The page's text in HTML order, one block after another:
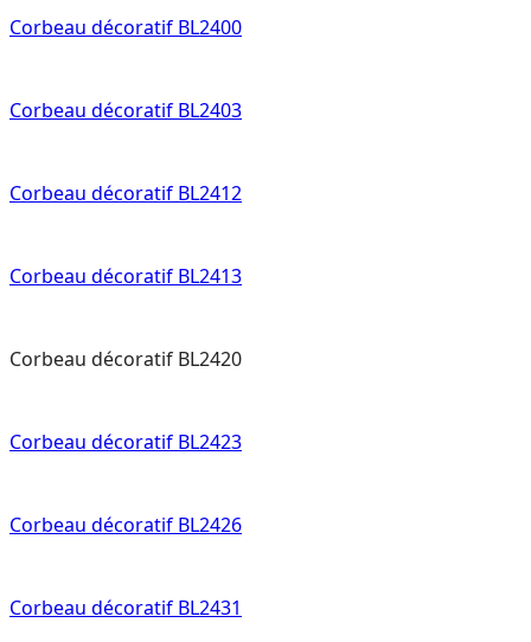
Corbeau décoratif BL2400
Corbeau décoratif BL2403
Corbeau décoratif BL2412
Corbeau décoratif BL2413
Corbeau décoratif BL2420
Corbeau décoratif BL2423
Corbeau décoratif BL2426
Corbeau décoratif BL2431